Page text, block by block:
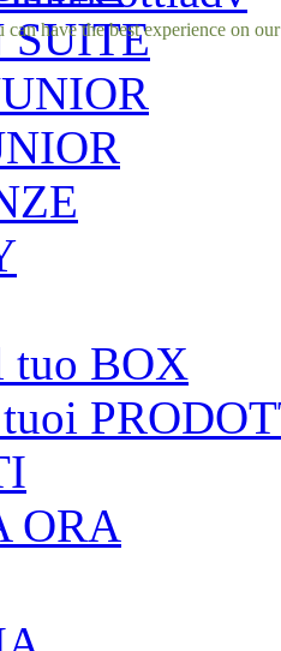
SUITE
tuo BOX
ORA
can have the best experience on